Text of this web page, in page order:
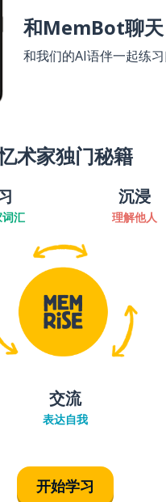
和MemBot聊天
和我们的AI语伴一起练
术家独门秘籍
汇
沉浸
理解他人
交流
表达自我
开始学习